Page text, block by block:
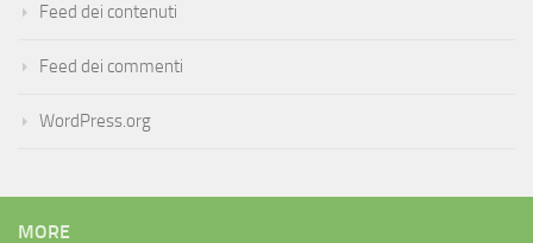
Feed dei contenuti
Feed dei commenti
WordPress.org
MORE